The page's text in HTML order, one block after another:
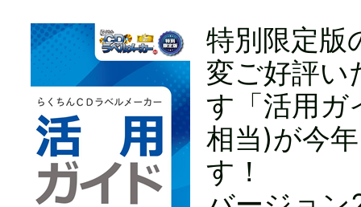
特別限定版
変ご好評い
す「活用ガ
相当)が今
す！